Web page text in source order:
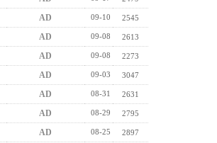
AD 09-10 2545
AD 09-08 2613
AD 09-08 2273
AD 09-03 3047
AD 08-31 2631
AD 08-29 2795
AD 08-25 2897